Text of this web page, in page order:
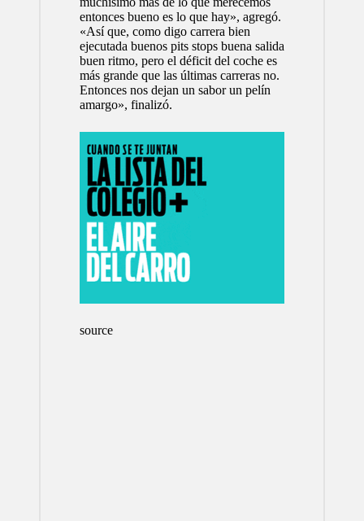
entonces bueno es lo que hay», agregó.
«Así que, como digo carrera bien
ejecutada buenos pits stops buena salida
buen ritmo, pero el déficit del coche es
más grande que las últimas carreras no.
Entonces nos dejan un sabor un pelín
amargo», finalizó.
source